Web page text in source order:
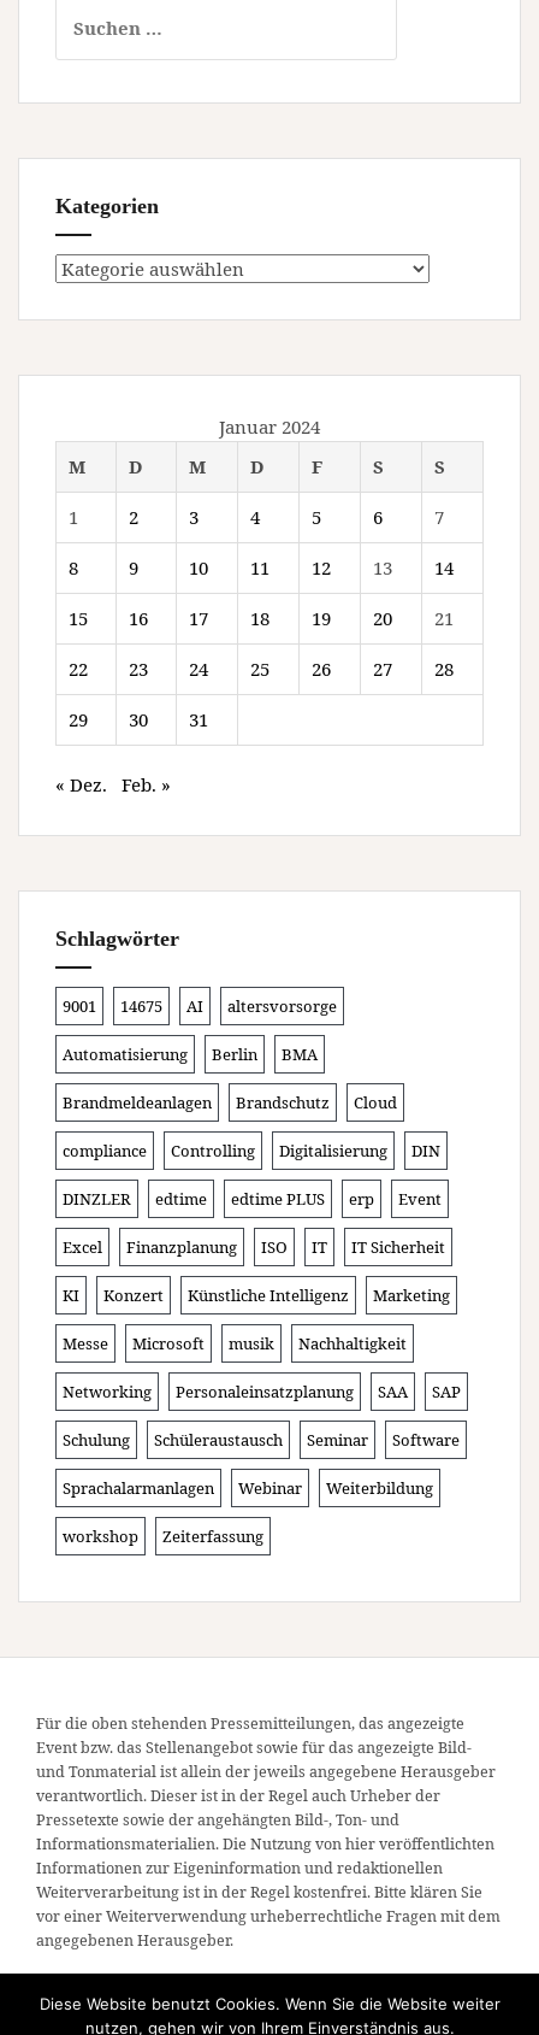
nach:
Kategorien
Kategorien
Januar 2024
M
D M D F S S
1 2 3 4 5 6 7
8 9 10 11 12 13 14
15 16 17 18 19 20 21
22 23 24 25 26 27 28
29 30 31
« Dez. Feb. »
Schlagwörter
9001 14675 AI altersvorsorge
Automatisierung Berlin BMA
Brandmeldeanlagen Brandschutz Cloud
compliance Controlling Digitalisierung DIN
DINZLER edtime edtime PLUS erp Event
Excel Finanzplanung ISO IT IT Sicherheit
KI Konzert Künstliche Intelligenz Marketing
Messe Microsoft musik Nachhaltigkeit
Networking Personaleinsatzplanung SAA SAP
Schulung Schüleraustausch Seminar Software
Sprachalarmanlagen Webinar Weiterbildung
workshop Zeiterfassung
Für die oben stehenden Pressemitteilungen, das angezeigte
Event bzw. das Stellenangebot sowie für das angezeigte Bild-
und Tonmaterial ist allein der jeweils angegebene Herausgeber
verantwortlich. Dieser ist in der Regel auch Urheber der
Pressetexte sowie der angehängten Bild-, Ton- und
Informationsmaterialien. Die Nutzung von hier veröffentlichten
Informationen zur Eigeninformation und redaktionellen
Weiterverarbeitung ist in der Regel kostenfrei. Bitte klären Sie
vor einer Weiterverwendung urheberrechtliche Fragen mit dem
angegebenen Herausgeber.
Diese Website benutzt Cookies. Wenn Sie die Website weiter
nutzen, gehen wir von Ihrem Einverständnis aus.